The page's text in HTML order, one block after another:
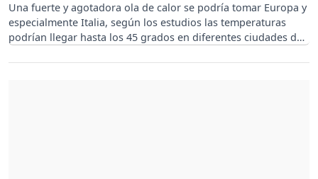
Una fuerte y agotadora ola de calor se podría tomar Europa y
especialmente Italia, según los estudios las temperaturas
podrían llegar hasta los 45 grados en diferentes ciudades del